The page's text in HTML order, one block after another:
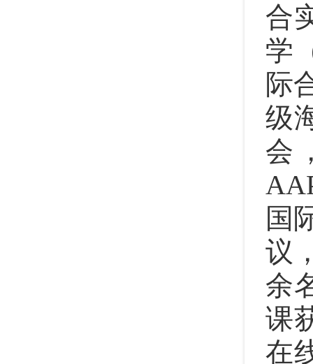
合
学
际
级
会
国
议
余
课
在